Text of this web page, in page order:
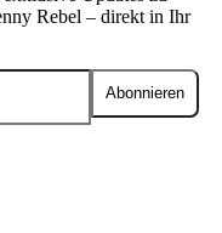
Rebel – direkt in Ihr